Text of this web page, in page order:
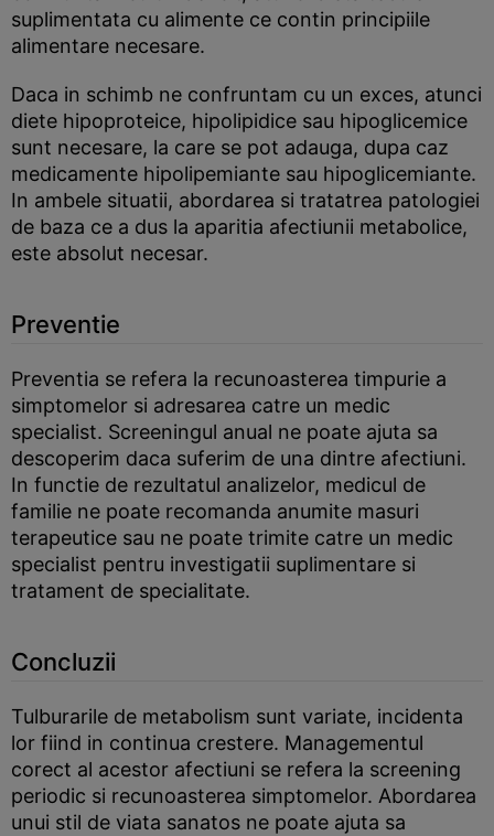
suplimentata cu alimente ce contin principiile
alimentare necesare.
Daca in schimb ne confruntam cu un exces, atunci
diete hipoproteice, hipolipidice sau hipoglicemice
sunt necesare, la care se pot adauga, dupa caz
medicamente hipolipemiante sau hipoglicemiante.
In ambele situatii, abordarea si tratatrea patologiei
de baza ce a dus la aparitia afectiunii metabolice,
este absolut necesar.
Preventie
Preventia se refera la recunoasterea timpurie a
simptomelor si adresarea catre un medic
specialist. Screeningul anual ne poate ajuta sa
descoperim daca suferim de una dintre afectiuni.
In functie de rezultatul analizelor, medicul de
familie ne poate recomanda anumite masuri
terapeutice sau ne poate trimite catre un medic
specialist pentru investigatii suplimentare si
tratament de specialitate.
Concluzii
Tulburarile de metabolism sunt variate, incidenta
lor fiind in continua crestere. Managementul
corect al acestor afectiuni se refera la screening
periodic si recunoasterea simptomelor. Abordarea
unui stil de viata sanatos ne poate ajuta sa